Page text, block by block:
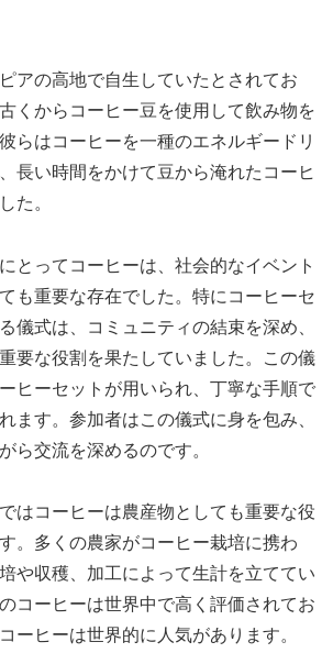
アの高地で自生していたとされてお
くからコーヒー豆を使用して飲み物を
らはコーヒーを一種のエネルギードリ
長い時間をかけて豆から淹れたコーヒ
た。
とってコーヒーは、社会的なイベント
も重要な存在でした。特にコーヒーセ
儀式は、コミュニティの結束を深め、
要な役割を果たしていました。この儀
ヒーセットが用いられ、丁寧な手順で
ます。参加者はこの儀式に身を包み、
ら交流を深めるのです。
はコーヒーは農産物としても重要な役
。多くの農家がコーヒー栽培に携わ
や収穫、加工によって生計を立ててい
コーヒーは世界中で高く評価されてお
ーヒーは世界的に人気があります。